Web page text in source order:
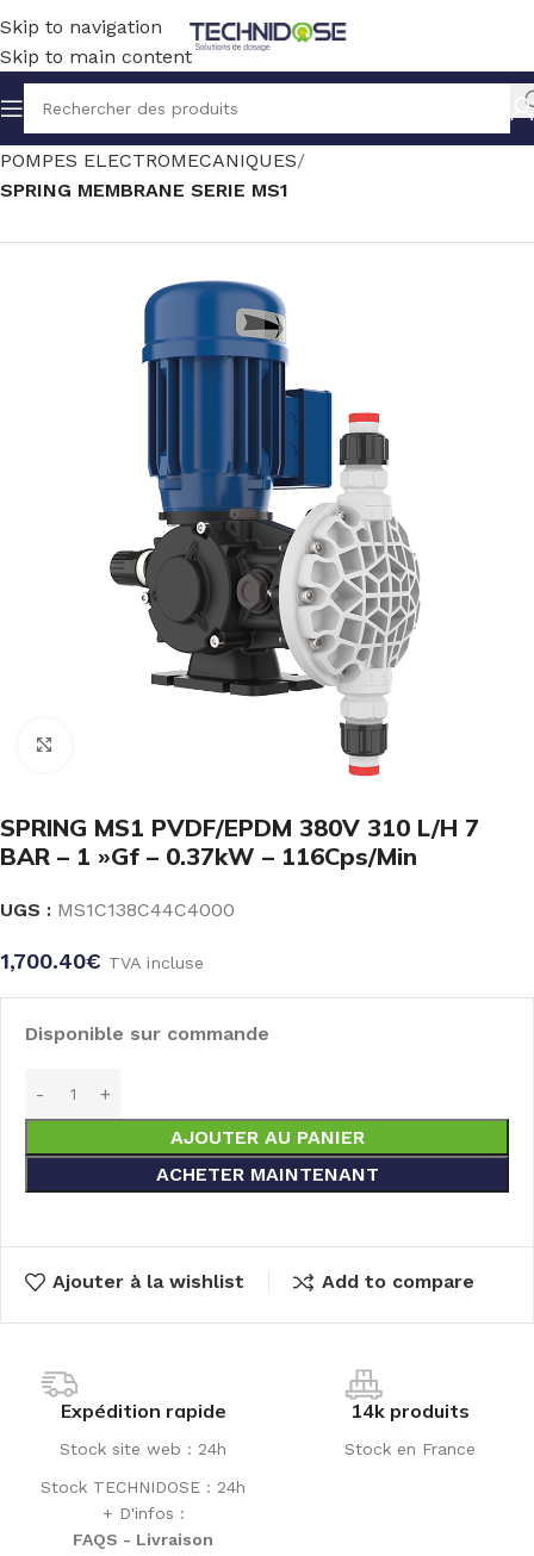
Skip to navigation
Skip to main content
Accueil TRAITEMENT EAU DOSAGE
POMPES ELECTROMECANIQUES
SPRING MEMBRANE SERIE MS1
SPRING MS1 PVDF/EPDM 380V 310 L/H 7
BAR – 1 »Gf – 0.37kW – 116Cps/Min
UGS : MS1C138C44C4000
1,700.40€ TVA incluse
Disponible sur commande
AJOUTER AU PANIER
ACHETER MAINTENANT
Ajouter à la wishlist Add to compare
Expédition rapide
Stock site web : 24h
Stock TECHNIDOSE : 24h
+ D'infos :
FAQS - Livraison
14k produits
Stock en France